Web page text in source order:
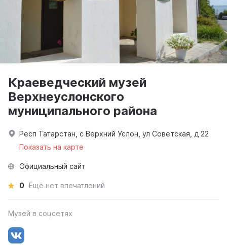
Краеведческий музей
Верхнеуслонского
муниципального района
Респ Татарстан, с Верхний Услон, ул Советская, д 22
Показать на карте
Официальный сайт
0 Ещё нет впечатлений
Музей в соцсетях